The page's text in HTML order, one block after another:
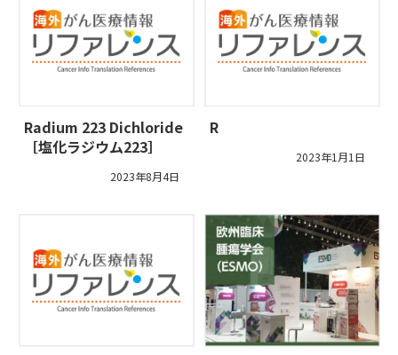
Radium 223 Dichloride
［塩化ラジウム223］
2023年8月4日
R
2023年1月1日